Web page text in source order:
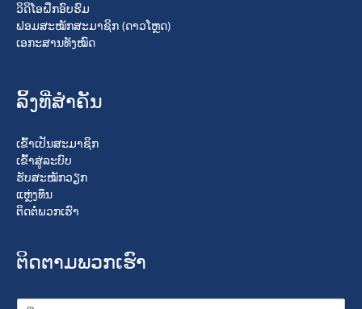
ວິດິໂອຝຶກອົບຮົມ
ຟອມສະໝັກສະມາຊິກ (ດາວໂຫຼດ)
ເອກະສານທັງໝົດ
ລິ້ງທີ່ສໍາຄັນ
ເຂົ້າເປັນສະມາຊິກ
ເຂົ້າສູ່ລະບົບ
ຮັບສະໝັກວຽກ
ແຫຼ່ງທຶນ
ຕິດຕໍ່ພວກເຮົາ
ຕິດຕາມພວກເຮົາ